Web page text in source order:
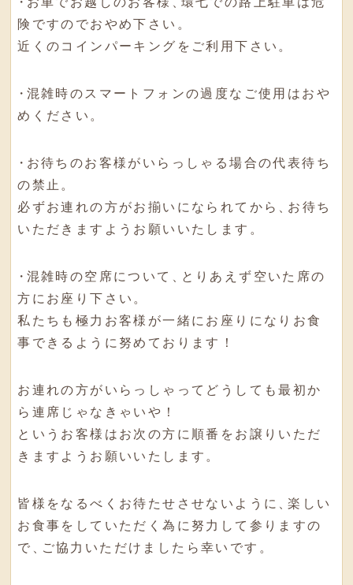
険ですのでおやめ下さい 。
近くのコインパーキングをご利用下さい 。
・混雑時のスマートフォンの過度なご使用はおや
めください 。
・お待ちのお客様がいらっしゃる場合の代表待ち
の禁止 。
必ずお連れの方がお揃いになられてから
、お待ち
いただきますようお願いいたします 。
・混雑時の空席について 、とりあえず空いた席の
方にお座り下さい 。
私たちも極力お客様が一緒にお座りになりお食
事できるように努めております！
お連れの方がいらっしゃってどうしても最初か
ら連席じゃなきゃいや！
というお客様はお次の方に順番をお譲りいただ
きますようお願いいたします 。
皆様をなるべくお待たせさせないように 、楽しい
お食事をしていただく為に努力して参りますの
で
、ご協力いただけましたら幸いです 。